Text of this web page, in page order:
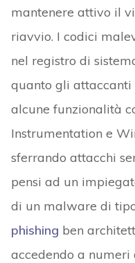
mantenere attivo il
riavvio. I codici
nel registro di
quanto gli attaccanti
alcune funzionalità
Instrumentation e
sferrando attacchi
pensi ad un
di un malware di
phishing ben
accedendo a numeri